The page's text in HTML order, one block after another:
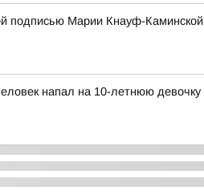
подписью Марии Кнауф-Каминской
напал на 10-летнюю девочку